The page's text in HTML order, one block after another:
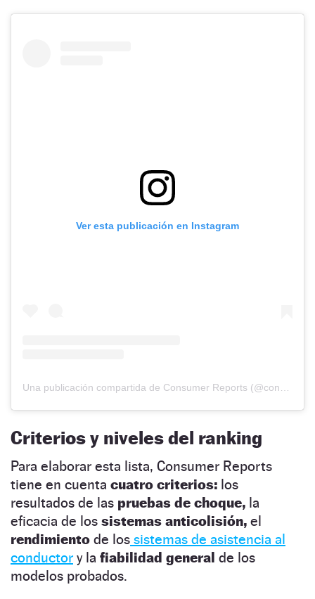
Ver esta publicación en Instagram
Criterios y niveles del ranking
Para elaborar esta lista, Consumer Reports
tiene en cuenta cuatro criterios: los
resultados de las pruebas de choque, la
eficacia de los sistemas anticolisión, el
rendimiento de los sistemas de asistencia al
conductor y la fiabilidad general de los
modelos probados.